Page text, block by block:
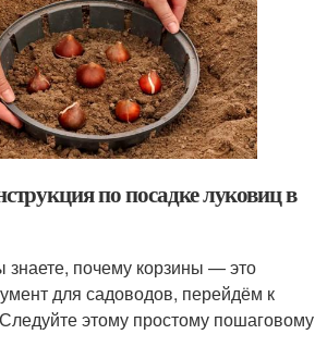
по посадке луковиц в
знаете, почему корзины — это
для садоводов, перейдём к
этому простому пошаговому